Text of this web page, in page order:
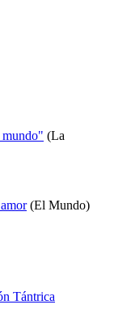
mundo" (La
(El Mundo)
Tántrica